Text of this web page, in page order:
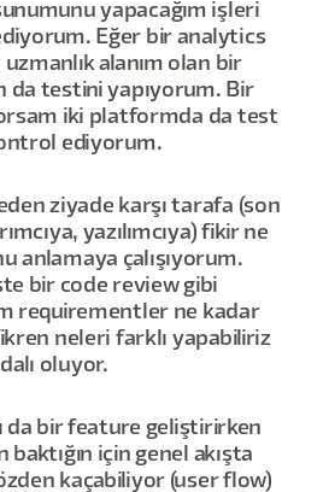
yapacağım işleri
Eğer bir analytics
alanım olan bir
da testini yapıyorum. Bir
iki platformda da test
ediyorum.
ziyade karşı tarafa (son
yazılımcıya) fikir ne
anlamaya çalışıyorum.
bir code review gibi
requirementler ne kadar
neleri farklı yapabiliriz
oluyor.
da bir feature geliştirirken
için genel akışta
kaçabiliyor (user flow)